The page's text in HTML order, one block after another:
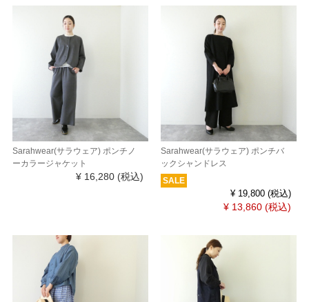
Sarahwear(サラウェア) ポンチノ
ーカラージャケット
¥ 16,280 (税込)
Sarahwear(サラウェア) ポンチバ
ックシャンドレス
SALE
¥ 19,800(税込)
¥ 13,860(税込)